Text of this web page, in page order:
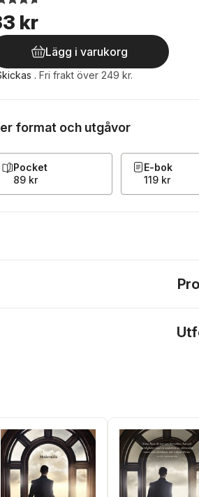
kr
Lägg i varukorg
. Fri frakt över 249 kr.
format och utgåvor
Pocket
89 kr
E-bok
119 kr